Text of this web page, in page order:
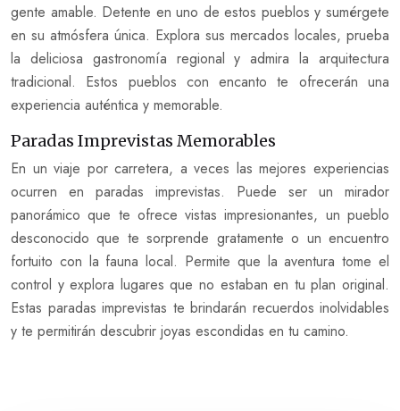
gente amable. Detente en uno de estos pueblos y sumérgete
en su atmósfera única. Explora sus mercados locales, prueba
la deliciosa gastronomía regional y admira la arquitectura
tradicional. Estos pueblos con encanto te ofrecerán una
experiencia auténtica y memorable.
Paradas Imprevistas Memorables
En un viaje por carretera, a veces las mejores experiencias
ocurren en paradas imprevistas. Puede ser un mirador
panorámico que te ofrece vistas impresionantes, un pueblo
desconocido que te sorprende gratamente o un encuentro
fortuito con la fauna local. Permite que la aventura tome el
control y explora lugares que no estaban en tu plan original.
Estas paradas imprevistas te brindarán recuerdos inolvidables
y te permitirán descubrir joyas escondidas en tu camino.